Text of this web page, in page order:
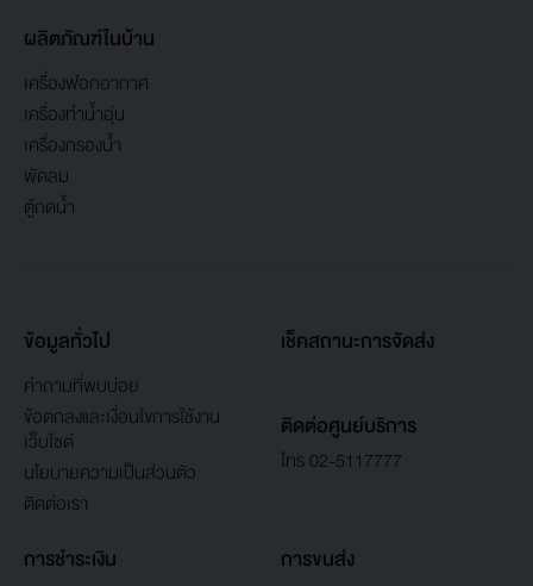
ผลิตภัณฑ์ในบ้าน
เครื่องฟอกอากาศ
เครื่องทำน้ำอุ่น
เครื่องกรองน้ำ
พัดลม
ตู้กดน้ำ
ข้อมูลทั่วไป
คำถามที่พบบ่อย
ข้อตกลงและเงื่อนไขการใช้งาน
เว็บไซต์
นโยบายความเป็นส่วนตัว
ติดต่อเรา
เช็คสถานะการจัดส่ง
ติดต่อศูนย์บริการ
โทร 02-5117777
การชำระเงิน การขนส่ง